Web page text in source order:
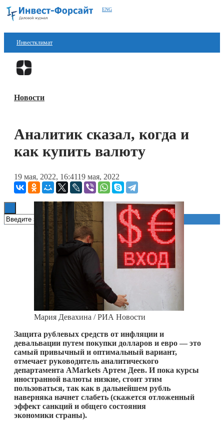
ENG
Инвестклимат
Финансы
Блокчейн
Книги
Новости
Аналитик сказал, когда и
как купить валюту
19 мая, 2022, 16:4119 мая, 2022
Мария Девахина / РИА Новости
Защита рублевых средств от инфляции и
девальвации путем покупки долларов и евро — это
самый привычный и оптимальный вариант,
отмечает руководитель аналитического
департамента AMarkets Артем Деев. И пока курсы
иностранной валюты низкие, стоит этим
пользоваться, так как в дальнейшем рубль
наверняка начнет слабеть (скажется отложенный
эффект санкций и общего состояния
экономики страны).